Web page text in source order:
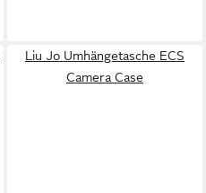
Liu Jo Umhängetasche ECS
Camera Case